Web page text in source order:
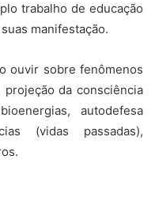
trabalho de educação
manifestação.
ouvir sobre fenômenos
projeção da consciência
autodefesa
(vidas passadas),